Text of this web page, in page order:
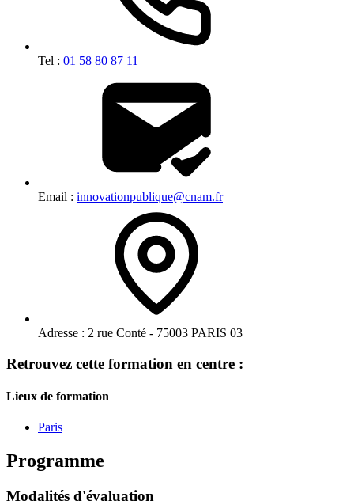
Tel : 01 58 80 87 11
Email : innovationpublique@cnam.fr
Adresse : 2 rue Conté - 75003 PARIS 03
Retrouvez cette formation en centre :
Lieux de formation
Paris
Programme
Modalités d'évaluation